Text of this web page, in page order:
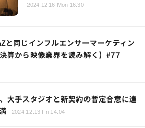
2024.12.16 Mon 16:30
と同じインフルエンサーマーケティン
算から映像業界を読み解く】#77
大手スタジオと新契約の暫定合意に達
2024.12.13 Fri 14:04